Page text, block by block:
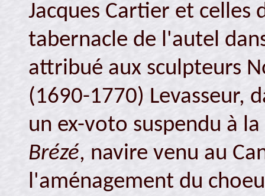
Jacques Cartier et celles
tabernacle de l'autel
attribué aux sculpteurs
(1690-1770) Levasseur,
un ex-voto suspendu à
Brézé, navire venu au
l'aménagement du